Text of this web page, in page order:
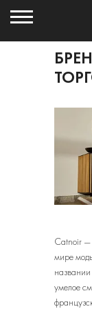
Catnoir —
мире
умелое